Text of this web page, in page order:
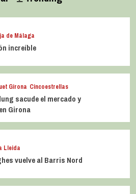
de Málaga
increíble
Girona Cincoestrellas
sacude el mercado y
Girona
Lleida
vuelve al Barris Nord